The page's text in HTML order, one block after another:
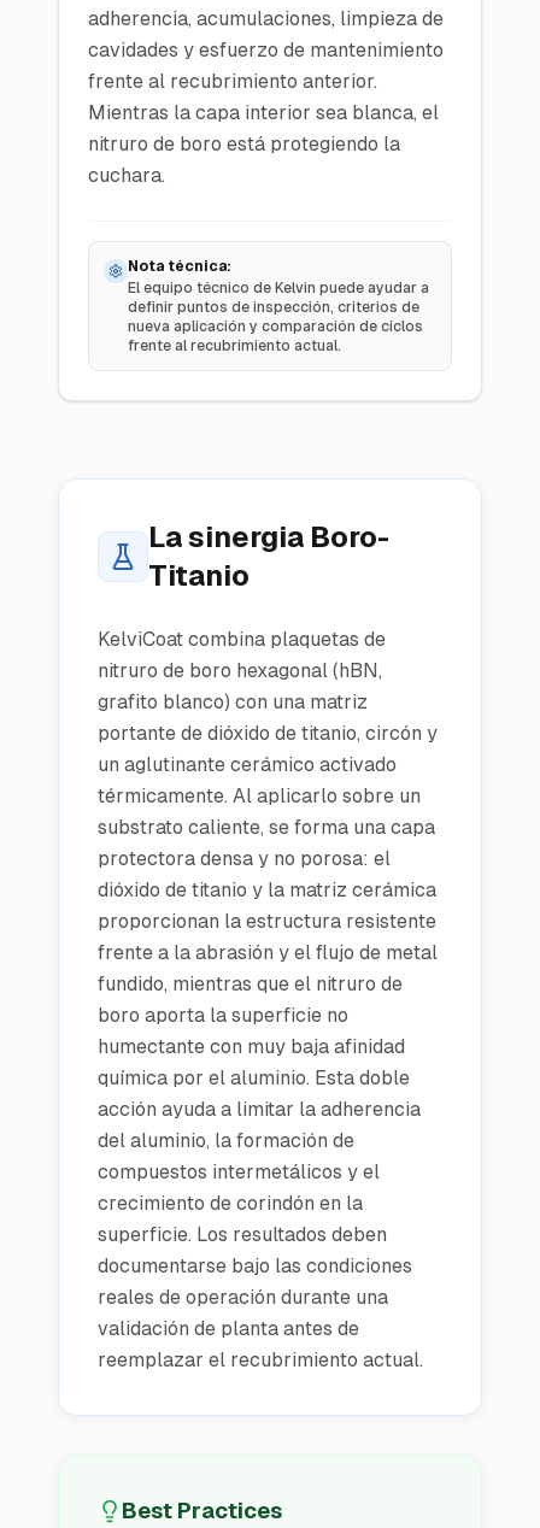
adherencia, acumulaciones, limpieza de
cavidades y esfuerzo de mantenimiento
frente al recubrimiento anterior.
Mientras la capa interior sea blanca, el
nitruro de boro está protegiendo la
cuchara.
Nota técnica:
El equipo técnico de Kelvin puede ayudar a
definir puntos de inspección, criterios de
nueva aplicación y comparación de ciclos
frente al recubrimiento actual.
La sinergia Boro-
Titanio
KelviCoat combina plaquetas de
nitruro de boro hexagonal (hBN,
grafito blanco) con una matriz
portante de dióxido de titanio, circón y
un aglutinante cerámico activado
térmicamente. Al aplicarlo sobre un
substrato caliente, se forma una capa
protectora densa y no porosa: el
dióxido de titanio y la matriz cerámica
proporcionan la estructura resistente
frente a la abrasión y el flujo de metal
fundido, mientras que el nitruro de
boro aporta la superficie no
humectante con muy baja afinidad
química por el aluminio. Esta doble
acción ayuda a limitar la adherencia
del aluminio, la formación de
compuestos intermetálicos y el
crecimiento de corindón en la
superficie. Los resultados deben
documentarse bajo las condiciones
reales de operación durante una
validación de planta antes de
reemplazar el recubrimiento actual.
Best Practices